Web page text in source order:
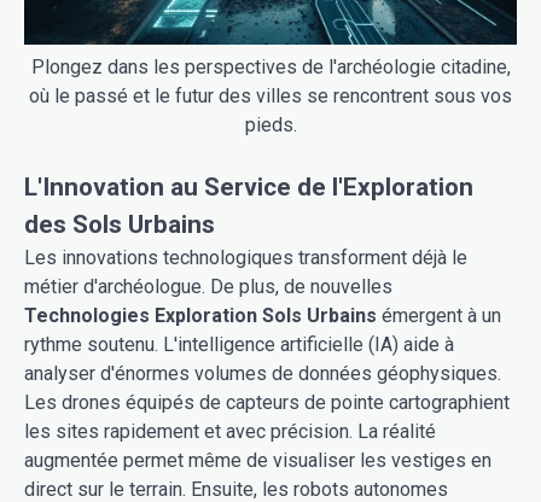
Plongez dans les perspectives de l'archéologie citadine,
où le passé et le futur des villes se rencontrent sous vos
pieds.
L'Innovation au Service de l'Exploration
des Sols Urbains
Les innovations technologiques transforment déjà le
métier d'archéologue. De plus, de nouvelles
Technologies Exploration Sols Urbains émergent à un
rythme soutenu. L'intelligence artificielle (IA) aide à
analyser d'énormes volumes de données géophysiques.
Les drones équipés de capteurs de pointe cartographient
les sites rapidement et avec précision. La réalité
augmentée permet même de visualiser les vestiges en
direct sur le terrain. Ensuite, les robots autonomes